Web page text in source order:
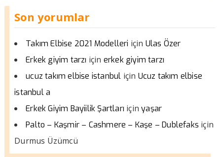
Son yorumlar
Takım Elbise 2021 Modelleri için Ulas Özer
Erkek giyim tarzı için erkek giyim tarzı
ucuz takım elbise istanbul için Ucuz takım elbise
istanbul a
Erkek Giyim Bayiilik Şartları içinyaşar
Palto – Kaşmir – Cashmere – Kaşe – Dublefaks için
Durmus Üzümcü